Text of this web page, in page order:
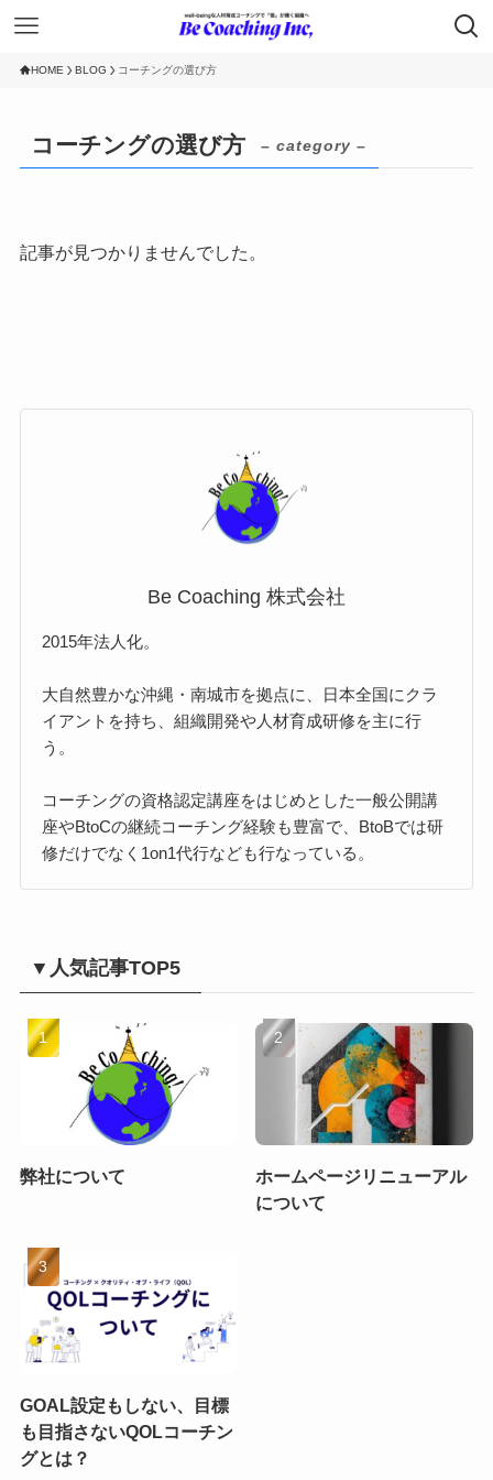
HOME BLOG コーチングの選び方
コーチングの選び方 – category –
記事が見つかりませんでした。
Be Coaching 株式会社
2015年法人化。
大自然豊かな沖縄・南城市を拠点に、日本全国にクラ
イアントを持ち、組織開発や人材育成研修を主に行
う。
コーチングの資格認定講座をはじめとした一般公開講
座やBtoCの継続コーチング経験も豊富で、BtoBでは研
修だけでなく1on1代行なども行なっている。
▼人気記事TOP5
弊社について
ホームページリニューアル
について
GOAL設定もしない、目標
も目指さないQOLコーチン
グとは？